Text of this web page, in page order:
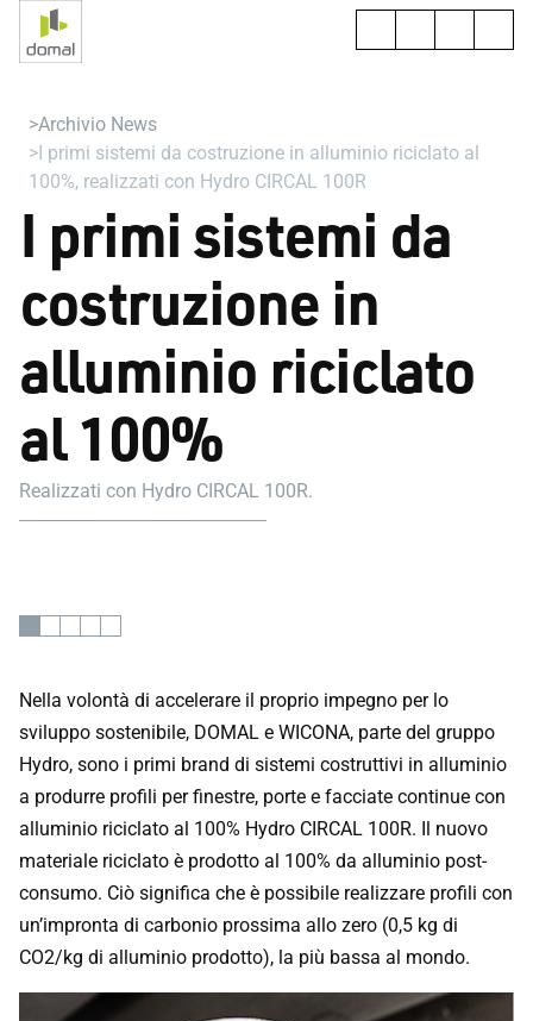
Archivio News
I primi sistemi da costruzione in alluminio riciclato al
100%, realizzati con Hydro CIRCAL 100R
I primi sistemi da
costruzione in
alluminio riciclato
al 100%
Realizzati con Hydro CIRCAL 100R.
Nella volontà di accelerare il proprio impegno per lo
sviluppo sostenibile, DOMAL e WICONA, parte del gruppo
Hydro, sono i primi brand di sistemi costruttivi in alluminio
a produrre profili per finestre, porte e facciate continue con
alluminio riciclato al 100% Hydro CIRCAL 100R. Il nuovo
materiale riciclato è prodotto al 100% da alluminio post-
consumo. Ciò significa che è possibile realizzare profili con
un’impronta di carbonio prossima allo zero (0,5 kg di
CO2/kg di alluminio prodotto), la più bassa al mondo.